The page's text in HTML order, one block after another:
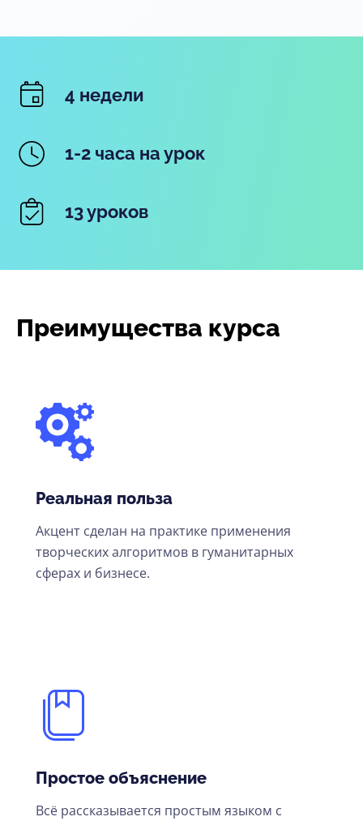
4 недели
1-2 часа на урок
13 уроков
Преимущества курса
Реальная польза
Акцент сделан на практике применения
творческих алгоритмов в гуманитарных
сферах и бизнесе.
Простое объяснение
Всё рассказывается простым языком с